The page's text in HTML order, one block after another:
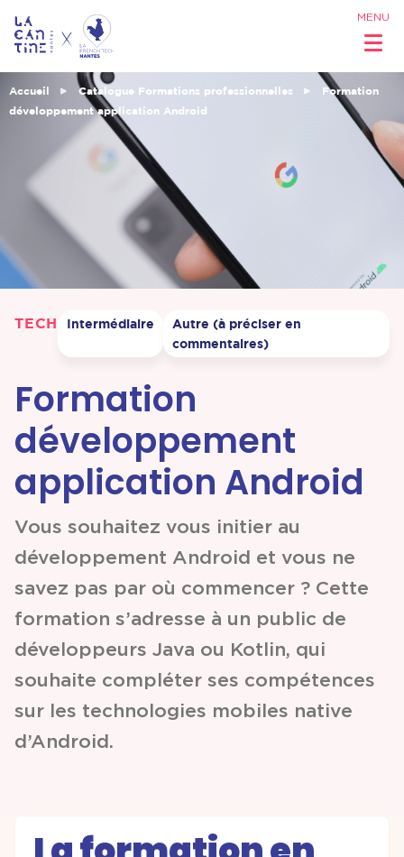
MENU
Qui sommes
Réseau &
Opportunités
Coworking
Partenariats &
Coopérations
Événements
& Contenus
Programmes
& Services
Accueil Catalogue Formations professionnelles
Formation
développement application Android
TECH Intermédiaire
Autre (à préciser en
commentaires)
Formation
développement
application Android
Vous souhaitez vous initier au
développement Android et vous ne
savez pas par où commencer ? Cette
formation s’adresse à un public de
développeurs Java ou Kotlin, qui
souhaite compléter ses compétences
sur les technologies mobiles native
d’Android.